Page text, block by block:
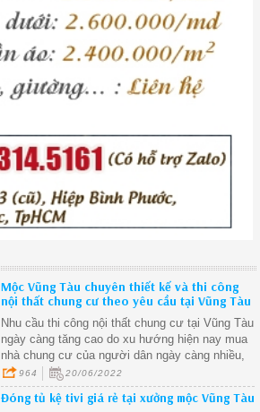
Mộc Vũng Tàu chuyên thiết kế và thi công
nội thất chung cư theo yêu cầu tại Vũng Tàu
Nhu cầu thi công nội thất chung cư tại Vũng Tàu
ngày càng tăng cao do xu hướng hiện nay mua
nhà chung cư của người dân ngày càng nhiều,
nắm bắt được xu hướng này Mộc Vũng Tàu
thiết kế và thi công nội thất chung cư trọn gói với
những ưu đãi và chất lượng tốt nhất để đáp ứng
964 20/06/2022
Đóng tủ kệ tivi giá rẻ tại xưởng mộc Vũng Tàu